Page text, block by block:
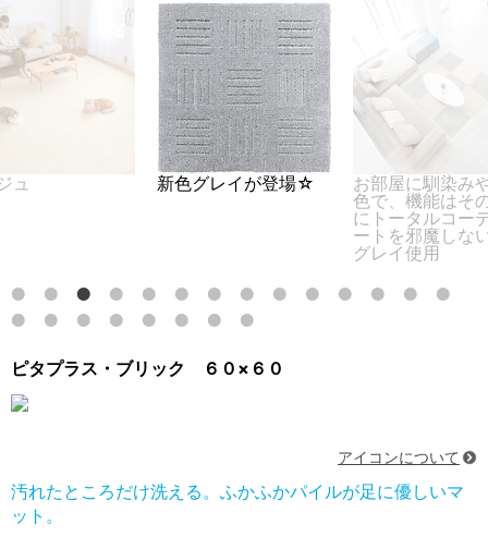
ュ 新色グレイが登場☆
お部屋に馴染み
色で、機能はそ
にトータルコー
ートを邪魔しな
グレイ使用
ピタプラス・ブリック ６０×６０
アイコンについて
汚れたところだけ洗える。ふかふかパイルが足に優しいマ
ット。